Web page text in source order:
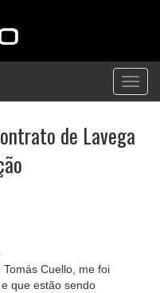
de Lavega
Cuello, me foi
que estão sendo